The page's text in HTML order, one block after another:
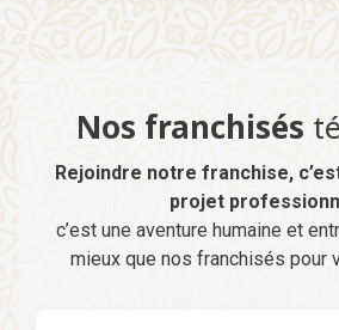
Nos franchisés
Rejoindre notre franchise,
projet
c’est une aventure humaine et
mieux que nos franchisés pour